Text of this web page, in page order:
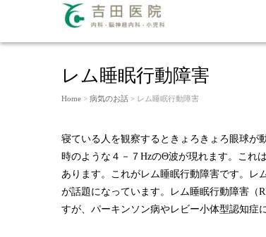
レム睡眠行動障害
Home > 病気のお話 > レム睡眠行動障害
寝ている人を観察するときょろきょろ眼球が
時のような４－７HzのΘ波が現れます。これ
あります。これがレム睡眠行動障害です。レ
が話題になっています。レム睡眠行動障害（
すが、パーキンソン病やレビー小体型認知症